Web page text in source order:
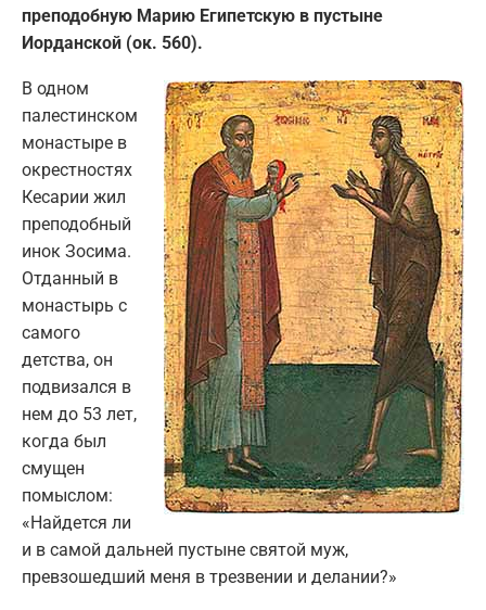
преподобную Марию Египетскую в пустыне
Иорданской (ок. 560).
В одном
палестинском
монастыре в
окрестностях
Кесарии жил
преподобный
инок Зосима.
Отданный в
монастырь с
самого
детства, он
подвизался в
нем до 53 лет,
когда был
смущен
помыслом:
«Найдется ли
и в самой дальней пустыне святой муж,
превзошедший меня в трезвении и делании?»